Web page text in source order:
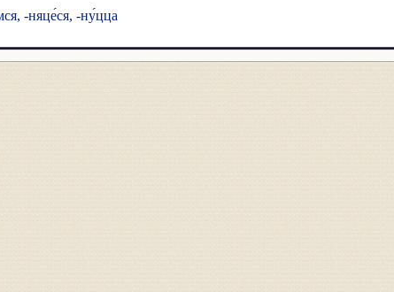
-няце́ся, -ну́цца